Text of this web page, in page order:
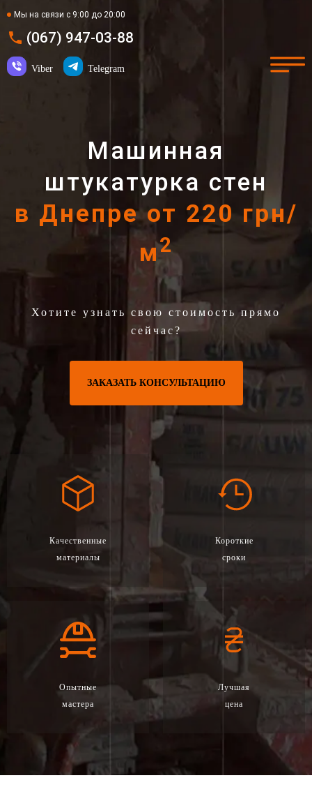
Мы на связи с 9:00 до 20:00
(067) 947-03-88
Viber Telegram
Машинная
штукатурка стен
в Днепре от 220 грн/
м2
Хотите узнать свою стоимость прямо
сейчас?
ЗАКАЗАТЬ КОНСУЛЬТАЦИЮ
Качественные
материалы
Короткие
сроки
Опытные
мастера
Лучшая
цена